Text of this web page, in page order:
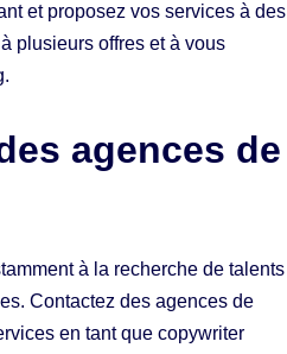
et proposez vos services à des
plusieurs offres et à vous
agences de
à la recherche de talents
Contactez des agences de
en tant que copywriter